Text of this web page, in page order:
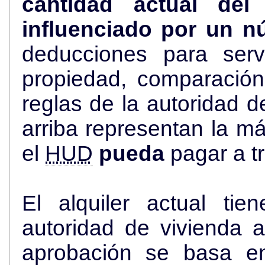
influenciado por un
deducciones para
propiedad,
reglas de la autoridad de
arriba representan la más alta cantidad de dólares que
el HUD puedapagar a
El alquiler actual
autoridad de vivienda
aprobación se basa